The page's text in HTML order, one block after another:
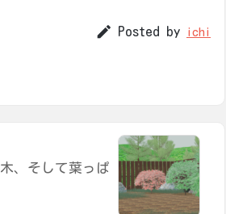
 Posted by ichi
木、そして葉っぱ